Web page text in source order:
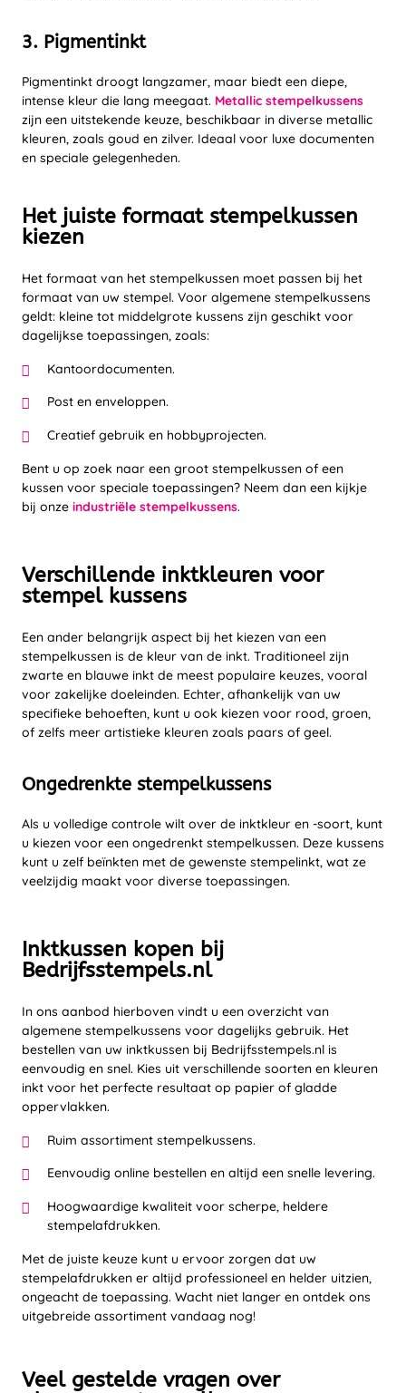
3. Pigmentinkt
Pigmentinkt droogt langzamer, maar biedt een diepe,
intense kleur die lang meegaat. Metallic stempelkussens
zijn een uitstekende keuze, beschikbaar in diverse metallic
kleuren, zoals goud en zilver. Ideaal voor luxe documenten
en speciale gelegenheden.
Het juiste formaat stempelkussen
kiezen
Het formaat van het stempelkussen moet passen bij het
formaat van uw stempel. Voor algemene stempelkussens
geldt: kleine tot middelgrote kussens zijn geschikt voor
dagelijkse toepassingen, zoals:
Kantoordocumenten.
Post en enveloppen.
Creatief gebruik en hobbyprojecten.
Bent u op zoek naar een groot stempelkussen of een
kussen voor speciale toepassingen? Neem dan een kijkje
bij onze industriële stempelkussens.
Verschillende inktkleuren voor
stempel kussens
Een ander belangrijk aspect bij het kiezen van een
stempelkussen is de kleur van de inkt. Traditioneel zijn
zwarte en blauwe inkt de meest populaire keuzes, vooral
voor zakelijke doeleinden. Echter, afhankelijk van uw
specifieke behoeften, kunt u ook kiezen voor rood, groen,
of zelfs meer artistieke kleuren zoals paars of geel.
Ongedrenkte stempelkussens
Als u volledige controle wilt over de inktkleur en -soort, kunt
u kiezen voor een ongedrenkt stempelkussen. Deze kussens
kunt u zelf beïnkten met de gewenste stempelinkt, wat ze
veelzijdig maakt voor diverse toepassingen.
Inktkussen kopen bij
Bedrijfsstempels.nl
In ons aanbod hierboven vindt u een overzicht van
algemene stempelkussens voor dagelijks gebruik. Het
bestellen van uw inktkussen bij Bedrijfsstempels.nl is
eenvoudig en snel. Kies uit verschillende soorten en kleuren
inkt voor het perfecte resultaat op papier of gladde
oppervlakken.
Ruim assortiment stempelkussens.
Eenvoudig online bestellen en altijd een snelle levering.
Hoogwaardige kwaliteit voor scherpe, heldere
stempelafdrukken.
Met de juiste keuze kunt u ervoor zorgen dat uw
stempelafdrukken er altijd professioneel en helder uitzien,
ongeacht de toepassing. Wacht niet langer en ontdek ons
uitgebreide assortiment vandaag nog!
Veel gestelde vragen over